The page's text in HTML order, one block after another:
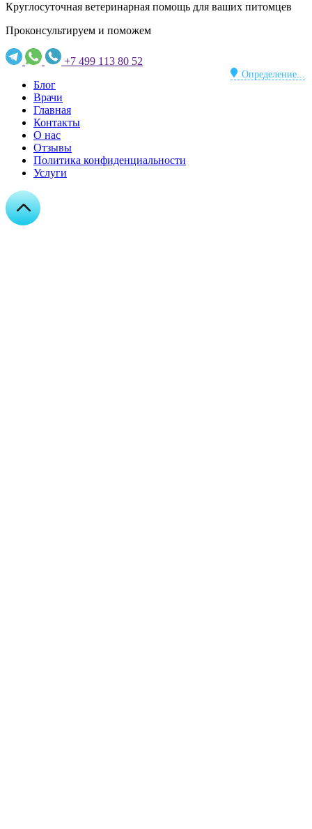
Круглосуточная ветеринарная помощь для ваших питомцев
Проконсультируем и поможем
+7 499 113 80 52
Определение...
Блог
Врачи
Главная
Контакты
О нас
Отзывы
Политика конфиденциальности
Услуги